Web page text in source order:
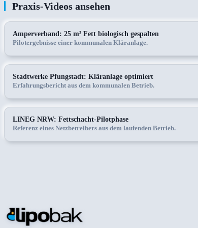
Praxis-Videos ansehen
Amperverband: 25 m³ Fett biologisch gespalten
Pilotergebnisse einer kommunalen Kläranlage.
Stadtwerke Pfungstadt: Kläranlage optimiert
Erfahrungsbericht aus dem kommunalen Betrieb.
LINEG NRW: Fettschacht-Pilotphase
Referenz eines Netzbetreibers aus dem laufenden Betrieb.